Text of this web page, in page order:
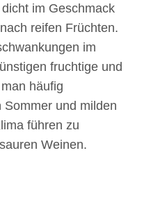
im Geschmack
reifen Früchten.
im
fruchtige und
häufig
und milden
führen zu
Weinen.